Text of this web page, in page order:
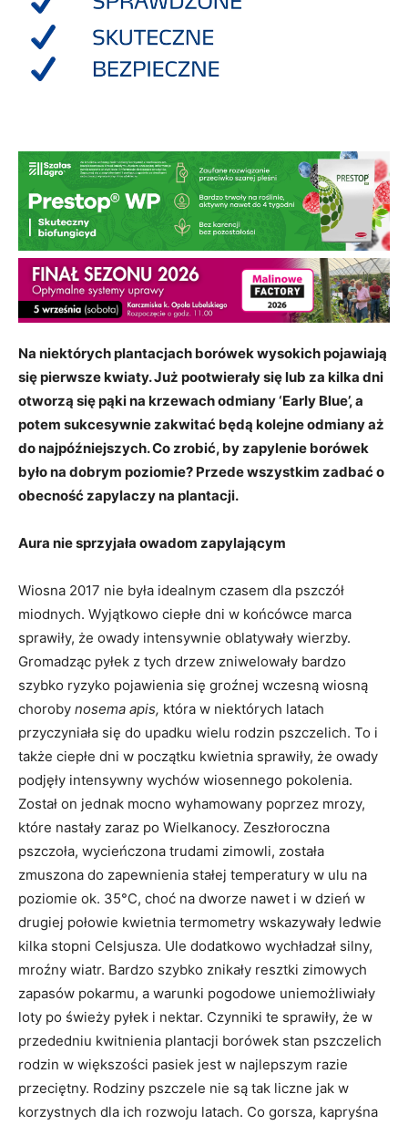
Na niektórych plantacjach borówek wysokich pojawiają
się pierwsze kwiaty. Już pootwierały się lub za kilka dni
otworzą się pąki na krzewach odmiany ‘Early Blue’, a
potem sukcesywnie zakwitać będą kolejne odmiany aż
do najpóźniejszych. Co zrobić, by zapylenie borówek
było na dobrym poziomie? Przede wszystkim zadbać o
obecność zapylaczy na plantacji.
Aura nie sprzyjała owadom zapylającym
Wiosna 2017 nie była idealnym czasem dla pszczół
miodnych. Wyjątkowo ciepłe dni w końcówce marca
sprawiły, że owady intensywnie oblatywały wierzby.
Gromadząc pyłek z tych drzew zniwelowały bardzo
szybko ryzyko pojawienia się groźnej wczesną wiosną
choroby nosema apis, która w niektórych latach
przyczyniała się do upadku wielu rodzin pszczelich. To i
także ciepłe dni w początku kwietnia sprawiły, że owady
podjęły intensywny wychów wiosennego pokolenia.
Został on jednak mocno wyhamowany poprzez mrozy,
które nastały zaraz po Wielkanocy. Zeszłoroczna
pszczoła, wycieńczona trudami zimowli, została
zmuszona do zapewnienia stałej temperatury w ulu na
poziomie ok. 35°C, choć na dworze nawet i w dzień w
drugiej połowie kwietnia termometry wskazywały ledwie
kilka stopni Celsjusza. Ule dodatkowo wychładzał silny,
mroźny wiatr. Bardzo szybko znikały resztki zimowych
zapasów pokarmu, a warunki pogodowe uniemożliwiały
loty po świeży pyłek i nektar. Czynniki te sprawiły, że w
przededniu kwitnienia plantacji borówek stan pszczelich
rodzin w większości pasiek jest w najlepszym razie
przeciętny. Rodziny pszczele nie są tak liczne jak w
korzystnych dla ich rozwoju latach. Co gorsza, kapryśna